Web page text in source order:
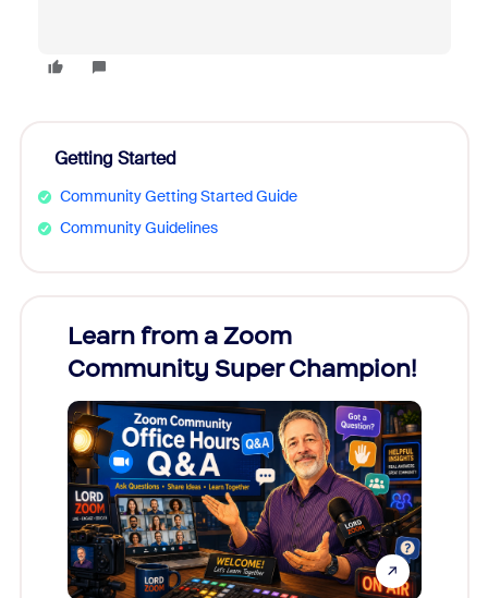
Getting Started
Community Getting Started Guide
Community Guidelines
Learn from a Zoom
Community Super Champion!